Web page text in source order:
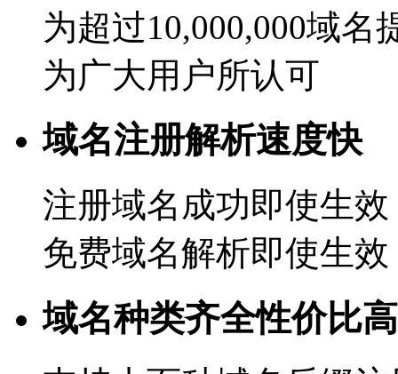
为超过10,000,000域名
为广大用户所认可
域名注册解析速度快
注册域名成功即使生效
免费域名解析即使生效
域名种类齐全性价比高